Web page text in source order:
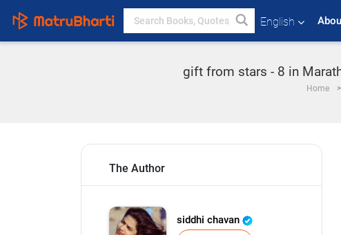
English
gift from stars - 8 in
Home
The Author
siddhi chavan